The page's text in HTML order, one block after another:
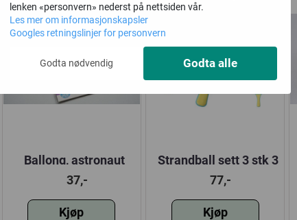
Ballong, astronaut
37,-
Kjøp
Strandball sett 3 stk 3
varianter
77,-
Kjøp
lenken «personvern» nederst på nettsiden vår.
Les mer om informasjonskapsler
Googles retningslinjer for personvern
Godta nødvendig Godta alle